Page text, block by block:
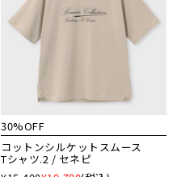
30%OFF
コットンシルケットスムース
Tシャツ.2 / セネピ